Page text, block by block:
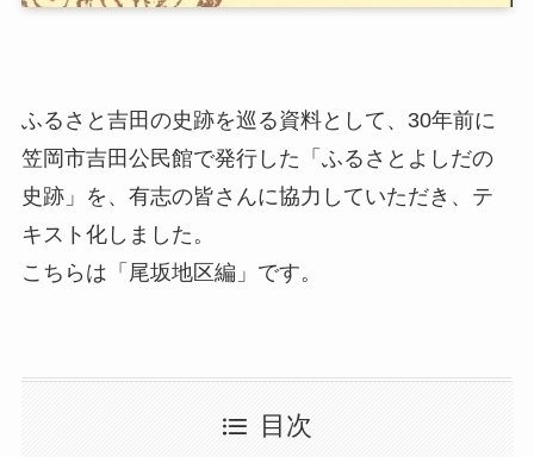
ふるさと吉田の史跡を巡る資料として、30年前に
笠岡市吉田公民館で発行した「ふるさとよしだの
史跡」を、有志の皆さんに協力していただき、テ
キスト化しました。
こちらは「尾坂地区編」です。
目次